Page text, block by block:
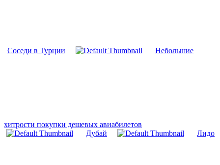
Соседи в Турции Небольшие
хитрости покупки дешевых авиабилетов
Дубай
Лидо